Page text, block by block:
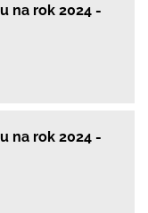
na rok 2024 -
na rok 2024 -